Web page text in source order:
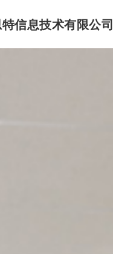
信息技术有限公司